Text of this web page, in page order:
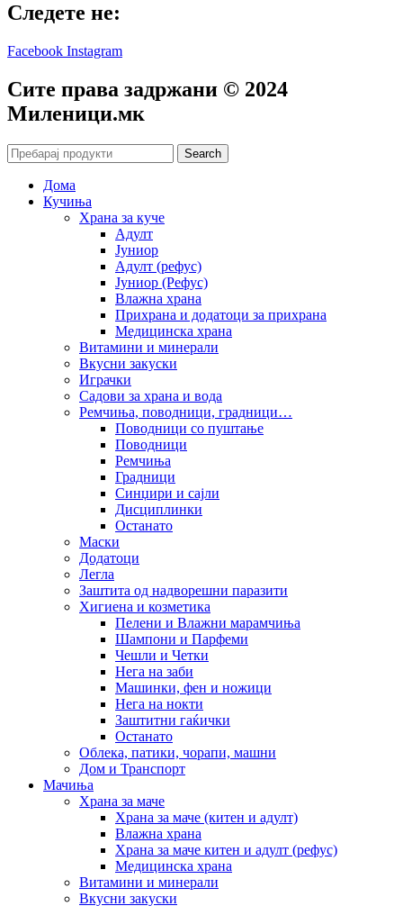
Следете не:
Facebook Instagram
Сите права задржани © 2024
Mиленици.мк
Search
Дома
Кучиња
Храна за куче
Адулт
Јуниор
Адулт (рефус)
Јуниор (Рефус)
Влажна храна
Прихрана и додатоци за прихрана
Медицинска храна
Витамини и минерали
Вкусни закуски
Играчки
Садови за храна и вода
Ремчиња, поводници, градници…
Поводници со пуштање
Поводници
Ремчиња
Градници
Синџири и сајли
Дисциплинки
Останато
Маски
Додатоци
Легла
Заштита од надворешни паразити
Хигиена и козметика
Пелени и Влажни марамчиња
Шампони и Парфеми
Чешли и Четки
Нега на заби
Машинки, фен и ножици
Нега на нокти
Заштитни гаќички
Останато
Облека, патики, чорапи, машни
Дом и Транспорт
Мачиња
Храна за маче
Храна за маче (китен и адулт)
Влажна храна
Храна за маче китен и адулт (рефус)
Медицинска храна
Витамини и минерали
Вкусни закуски